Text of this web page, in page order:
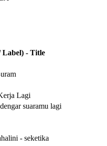
- Title
Lagi
suaramu lagi
- seketika